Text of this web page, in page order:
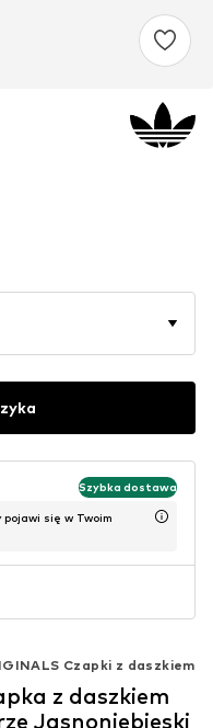
Szybka dostawa
się w Twoim
Czapki z daszkiem
z daszkiem
Jasnoniebieski